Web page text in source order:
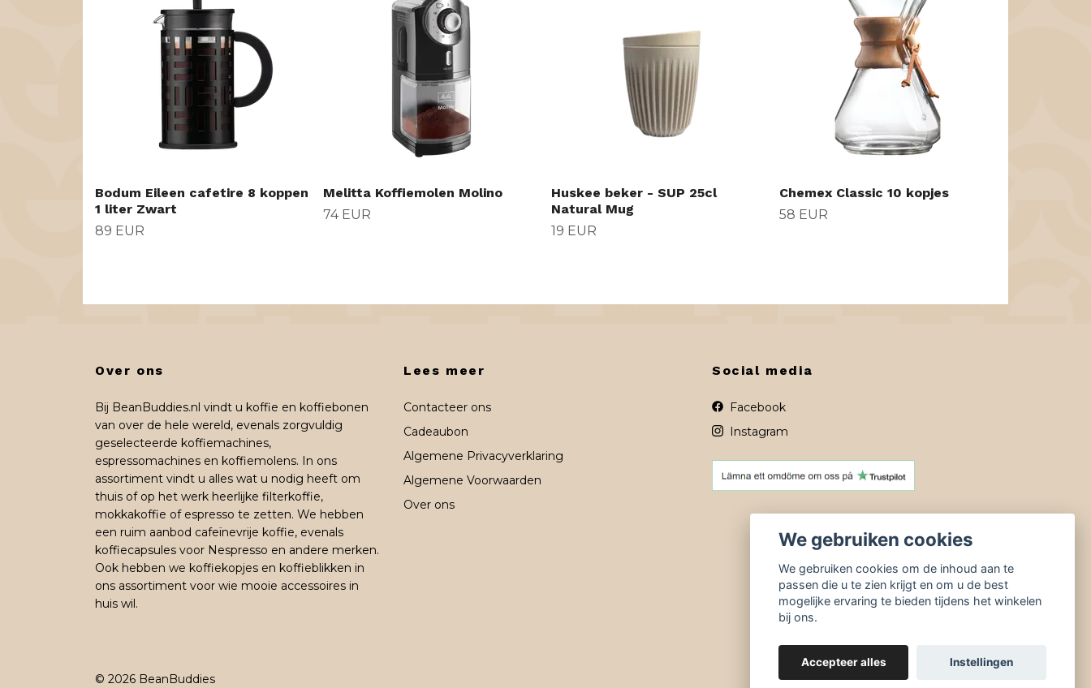
Bodum Eileen cafetire 8 koppen
1 liter Zwart
89 EUR
Melitta Koffiemolen Molino
74 EUR
Huskee beker - SUP 25cl
Natural Mug
19 EUR
Chemex Classic 10 kopjes
58 EUR
Over ons
Bij BeanBuddies.nl vindt u koffie en koffiebonen
van over de hele wereld, evenals zorgvuldig
geselecteerde koffiemachines,
espressomachines en koffiemolens. In ons
assortiment vindt u alles wat u nodig heeft om
thuis of op het werk heerlijke filterkoffie,
mokkakoffie of espresso te zetten. We hebben
een ruim aanbod cafeïnevrije koffie, evenals
koffiecapsules voor Nespresso en andere merken.
Ook hebben we koffiekopjes en koffieblikken in
ons assortiment voor wie mooie accessoires in
huis wil.
Lees meer
Contacteer ons
Cadeaubon
Algemene Privacyverklaring
Algemene Voorwaarden
Over ons
Social media
Facebook
Instagram
© 2026 BeanBuddies
We gebruiken cookies
We gebruiken cookies om de inhoud aan te
passen die u te zien krijgt en om u de best
mogelijke ervaring te bieden tijdens het winkelen
bij ons.
Accepteer alles Instellingen